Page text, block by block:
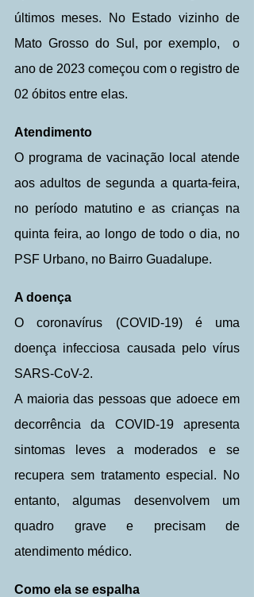
últimos meses. No Estado vizinho de
Mato Grosso do Sul, por exemplo,  o
ano de 2023 começou com o registro de
02 óbitos entre elas.
Atendimento
O programa de vacinação local atende
aos adultos de segunda a quarta-feira,
no período matutino e as crianças na
quinta feira, ao longo de todo o dia, no
PSF Urbano, no Bairro Guadalupe.
A doença
O coronavírus (COVID-19) é uma
doença infecciosa causada pelo vírus
SARS-CoV-2.
A maioria das pessoas que adoece em
decorrência da COVID-19 apresenta
sintomas leves a moderados e se
recupera sem tratamento especial. No
entanto, algumas desenvolvem um
quadro grave e precisam de
atendimento médico.
Como ela se espalha